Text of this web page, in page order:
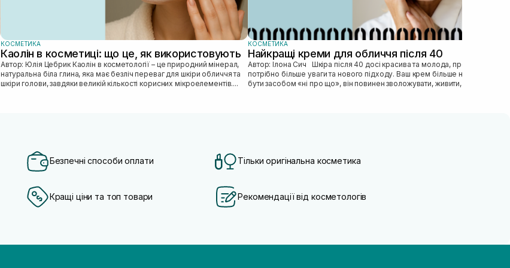
КОСМЕТИКА
Каолін в косметиці: що це, як використовують
Автор: Юлія Цебрик Каолін в косметології – це природний мінерал,
натуральна біла глина, яка має безліч переваг для шкіри обличчя та
шкіри голови, завдяки великій кількості корисних мікроелементів....
КОСМЕТИКА
Найкращі креми для обличчя після 40
Автор: Ілона Сич Шкіра після 40 досі красива та молода, просто їй
потрібно більше уваги та нового підходу. Ваш крем більше не може
бути засобом «ні про що», він повинен зволожувати, живити, покр...
Безпечні способи оплати Тільки оригінальна косметика
Кращі ціни та топ товари Рекомендації від косметологів